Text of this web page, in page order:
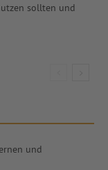
sollten und
und